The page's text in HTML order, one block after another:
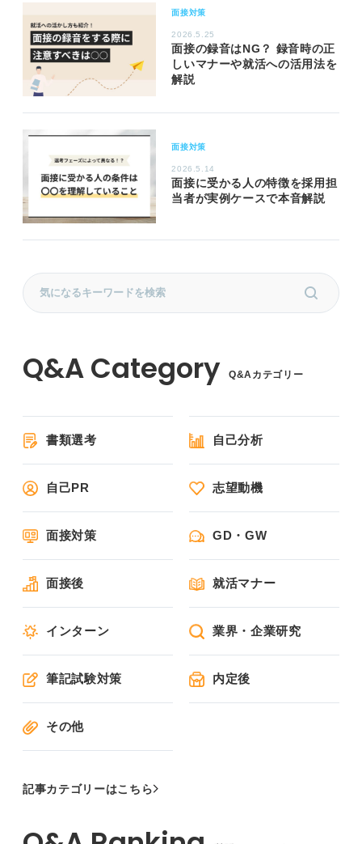
面接対策
2026.5.25
面接の録音はNG？ 録音時の正
しいマナーや就活への活用法を
解説
面接対策
2026.5.14
面接に受かる人の特徴を採用担
当者が実例ケースで本音解説
Q&Aカテゴリー
書類選考 自己分析
自己PR 志望動機
面接対策 GD・GW
面接後 就活マナー
インターン 業界・企業研究
筆記試験対策 内定後
その他
記事カテゴリーはこちら